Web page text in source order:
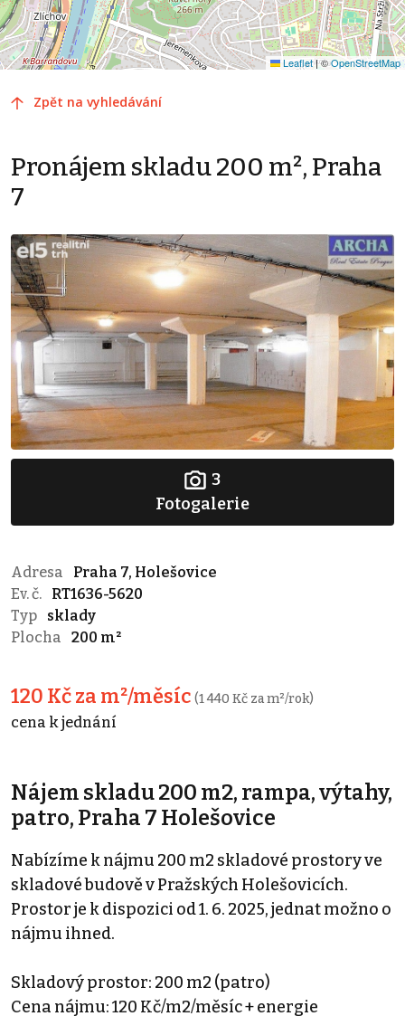
Leaflet|©OpenStreetMap
Zpět na vyhledávání
Pronájem skladu 200 m², Praha
7
3
Fotogalerie
Adresa
Praha 7, Holešovice
Ev. č.
RT1636-5620
Typ
sklady
Plocha
200 m²
120 Kč za m²/měsíc (1 440 Kč za m²/rok)
cena k jednání
Nájem skladu 200 m2, rampa, výtahy,
patro, Praha 7 Holešovice
Nabízíme k nájmu 200 m2 skladové prostory ve
skladové budově v Pražských Holešovicích.
Prostor je k dispozici od 1. 6. 2025, jednat možno o
nájmu ihned.
Skladový prostor: 200 m2 (patro)
Cena nájmu: 120 Kč/m2/měsíc + energie